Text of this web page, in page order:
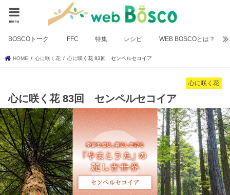
menu
BOSCOトーク FFC 特集 レシピ WEB BOSCOとは？
HOME 心に咲く花 心に咲く花 83回 センペルセコイア
心に咲く花
心に咲く花 83回 センペルセコイア